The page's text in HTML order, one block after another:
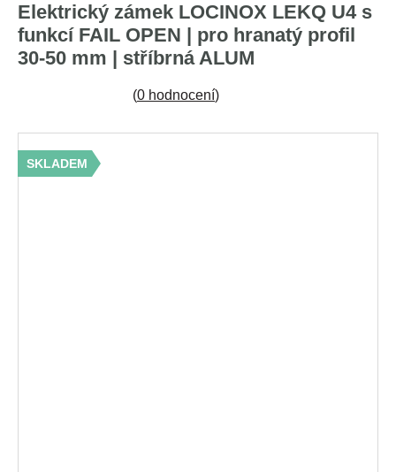
Elektrický zámek LOCINOX LEKQ U4 s
funkcí FAIL OPEN | pro hranatý profil
30-50 mm | stříbrná ALUM
(0 hodnocení)
SKLADEM